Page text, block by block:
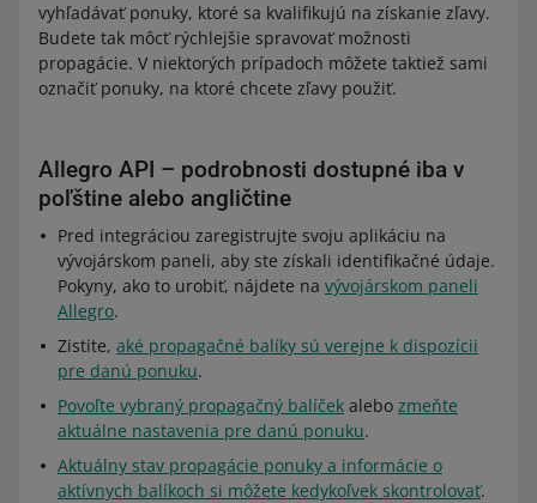
vyhľadávať ponuky, ktoré sa kvalifikujú na získanie zľavy.
Budete tak môcť rýchlejšie spravovať možnosti
propagácie. V niektorých prípadoch môžete taktiež sami
označiť ponuky, na ktoré chcete zľavy použiť.
Allegro API – podrobnosti dostupné iba v
poľštine alebo angličtine
Pred integráciou zaregistrujte svoju aplikáciu na
vývojárskom paneli, aby ste získali identifikačné údaje.
Pokyny, ako to urobiť, nájdete na vývojárskom paneli
Allegro.
Zistite, aké propagačné balíky sú verejne k dispozícii
pre danú ponuku.
Povoľte vybraný propagačný balíček alebo zmeňte
aktuálne nastavenia pre danú ponuku.
Aktuálny stav propagácie ponuky a informácie o
aktívnych balíkoch si môžete kedykoľvek skontrolovať.